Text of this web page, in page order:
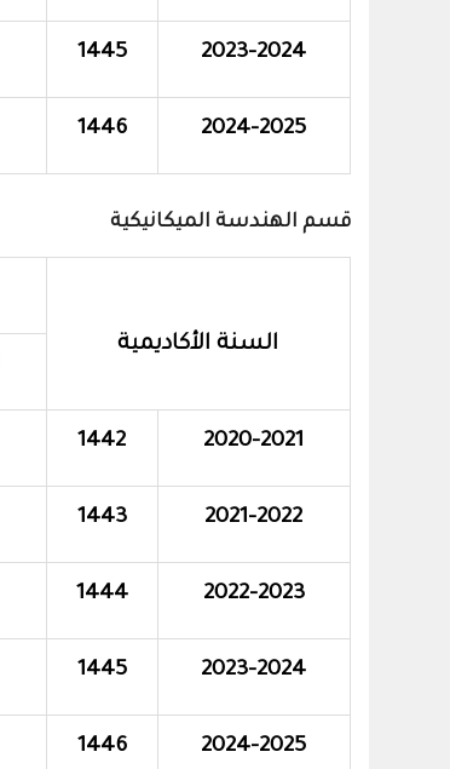
2023-2024
1445
2024-2025
1446
قسم الهندسة الميكانيكية
السنة الأكاديمية
2020-2021
1442
2021-2022
1443
2022-2023
1444
2023-2024
1445
2024-2025
1446